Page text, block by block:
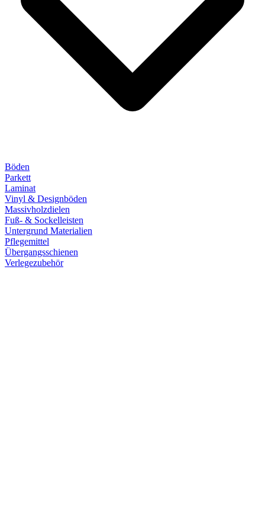
Böden
Parkett
Laminat
Vinyl & Designböden
Massivholzdielen
Fuß- & Sockelleisten
Untergrund Materialien
Pflegemittel
Übergangsschienen
Verlegezubehör